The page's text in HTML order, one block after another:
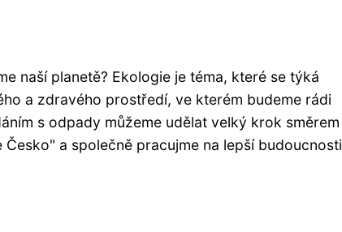
naší planetě? Ekologie je téma, které se týká
a zdravého prostředí, ve kterém budeme rádi
s odpady můžeme udělat velký krok směrem
a společně pracujme na lepší budoucnosti